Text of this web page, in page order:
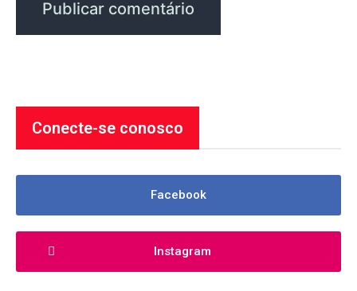
Conecte-se conosco
Facebook
Instagram